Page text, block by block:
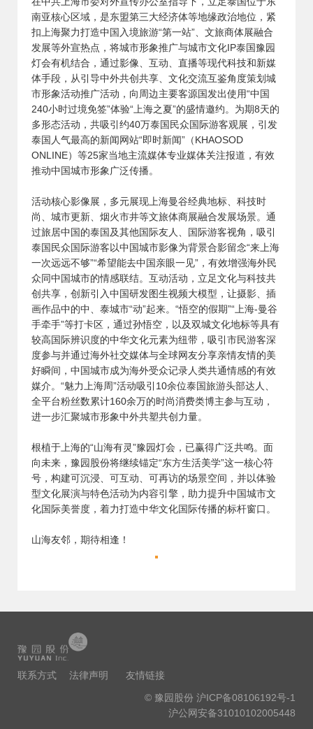
南亚核心区域，是东盟第三大经济体等地缘政治地位，紧
扣上海聚力打造中国入境旅游“第一站”、文旅商体展融合
发展等外宣热点，将城市形象推广与城市文化IP泰国豫园
灯会有机结合，通过影像、互动、直播等现代科技和新媒
体手段，从引导中外共创共享、文化交流互鉴角度策划城
市形象活动推广活动，向周边主要客源国发出使用“中国
240小时过境免签”体验“上海之夏”的盛情邀约。为期8天的
多形态活动，共吸引约40万泰国民众国际游客观展，引发
泰国人气最高的新闻网站“即时新闻”（KHAOSOD
ONLINE）等25家当地主流媒体专业媒体关注报道，有效
推动中国城市形象广泛传播。
活动核心影像展，多元展现上海曼谷经典地标、科技时
尚、城市更新、烟火市井等文旅体商展融合发展场景。通
过旅居中国的泰国及其他国际友人、国际游客视角，吸引
泰国民众国际游客以中国城市影像为背景合影留念“来上海
一次远远不够”“希望能去中国亲眼一见”，有效增强海外民
众同中国城市的情感联结。互动活动，立足文化与科技共
创共享，创新引入中国研发图生视频大模型，让摄影、插
画作品中的中、泰城市“动”起来。“悟空的假期”“上海-曼谷
手牵手”等打卡区，通过孙悟空，以及双城文化地标等具有
较高国际辨识度的中华文化元素为纽带，吸引市民游客深
度参与并通过海外社交媒体与全球网友分享亲情友情的美
好瞬间，中国城市成为海外受众记录人类共通情感的有效
媒介。“魅力上海周”活动吸引10余位泰国旅游头部达人、
全平台粉丝数累计160余万的时尚消费类博主参与互动，
进一步汇聚城市形象中外共塑共创力量。
根植于上海的“山海有灵”豫园灯会，已赢得广泛共鸣。面
向未来，豫园股份将继续锚定“东方生活美学”这一核心符
号，构建可沉浸、可互动、可再访的场景空间，并以体验
型文化展演与特色活动为内容引擎，助力提升中国城市文
化国际美誉度，着力打造中华文化国际传播的标杆窗口。
山海友邻，期待相逢！
联系方式 法律声明
友情链接
© 豫园股份 沪ICP备08106192号-1
沪公网安备31010102005448